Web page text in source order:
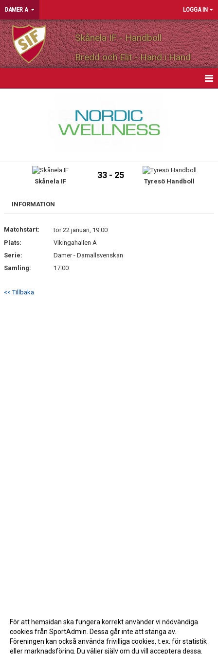
DAMER A LOGGA IN
Skånela IF - Handboll
Bredd och Elit - Hand i Hand
BILDGALLERI
KONTAKT
Skånela IF
33 - 25
Tyresö Handboll
INFORMATION
Matchstart:
tor 22 januari, 19:00
Plats:
Vikingahallen A
Serie:
Damer - Damallsvenskan
Samling:
17:00
<< Tillbaka
För att hemsidan ska fungera korrekt använder vi nödvändiga
cookies från SportAdmin. Dessa går inte att stänga av.
Föreningen kan också använda frivilliga cookies, t.ex. för statistik
eller marknadsföring. Du väljer själv om du vill acceptera dessa.